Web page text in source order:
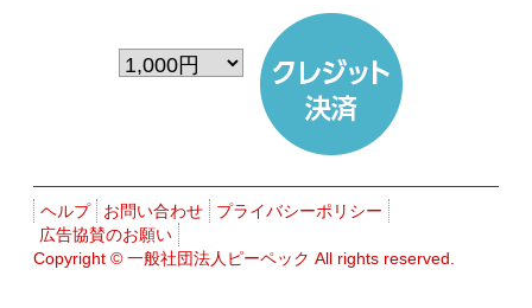
ヘルプ お問い合わせ
プライバシーポリシー
広告協賛のお願い
Copyright ©一般社団法人ピーペック All rights reserved.